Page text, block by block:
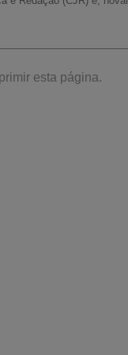
esta página.